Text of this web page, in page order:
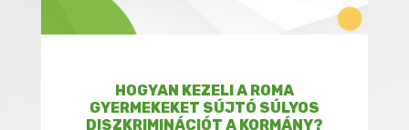
HOGYAN KEZELI A ROMA
GYERMEKEKET SÚJTÓ SÚLYOS
DISZKRIMINÁCIÓT A KORMÁNY?